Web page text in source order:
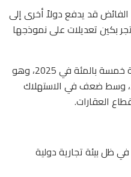
الفائض قد يدفع دولاً أخرى إلى
بكين تعديلات على نموذجها
وسجل الاقتصاد الصيني نمواً بنسبة خمسة بالمئة في 2025، وهو
وسط ضعف في الاستهلاك
العقارات.
ظل بيئة تجارية دولية